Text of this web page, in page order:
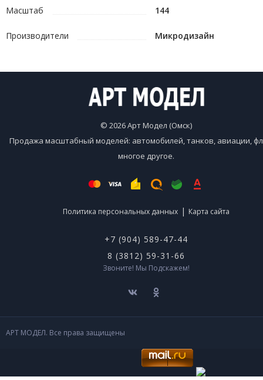
Масштаб 144
Производители Микродизайн
© 2026 Арт Модел (Омск)
Продажа масштабный моделей: автомобилей, танков, авиации,
многое другое.
Политика персональных данных | Карта сайта
+7 (904) 589-47-44
8 (3812) 59-31-66
Звоните! Мы Подскажем!
АРТ МОДЕЛ. Все права защищены